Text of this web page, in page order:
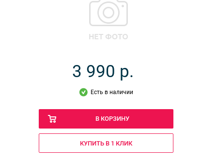
3 990 р.
Есть в наличии
В КОРЗИНУ
КУПИТЬ В 1 КЛИК